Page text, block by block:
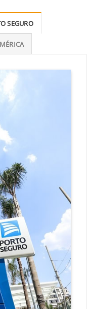
SEGURO